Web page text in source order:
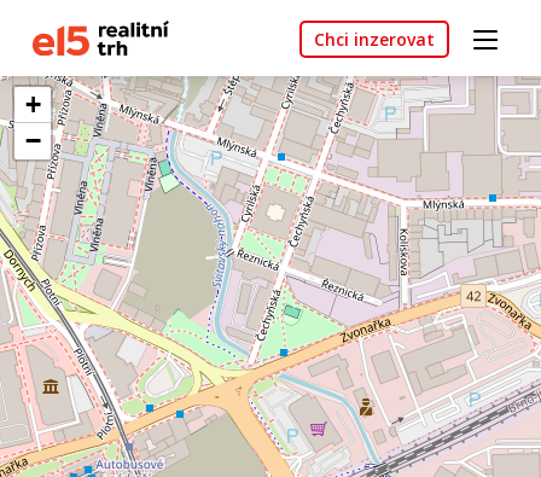
Chci inzerovat
+
−